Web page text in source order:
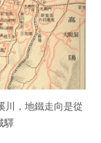
川，地鐵走向是從
驛